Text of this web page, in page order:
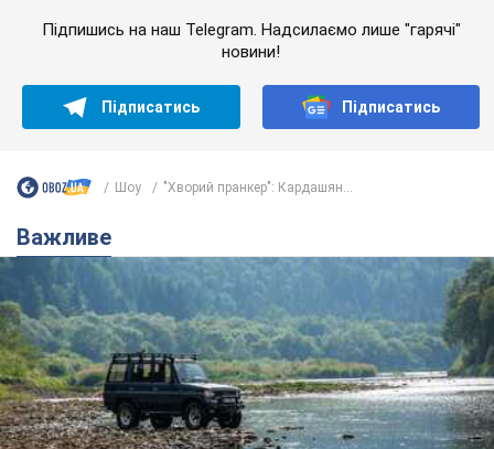
Важливе
Значні штрафи і спеціальні полігони: як
проблему джипінгу вирішують за кордоном
Україні не завадить взяти приклад із країн Європи
8.08.2026 05:10 1,7 т.